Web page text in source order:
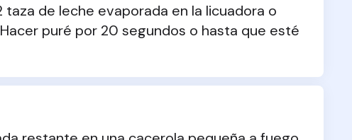
taza de leche evaporada en la licuadora o
puré por 20 segundos o hasta que esté